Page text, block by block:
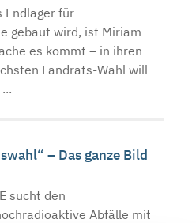
Endlager für
gebaut wird, ist Miriam
es kommt – in ihren
Landrats-Wahl will
– Das ganze Bild
sucht den
Abfälle mit